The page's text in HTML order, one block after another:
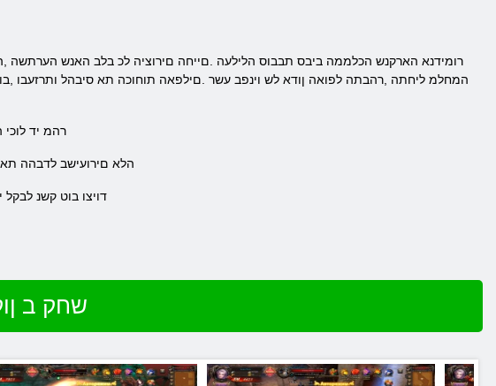
המחלמ ליחתה ,רהבתה לפואה ןודא לש וינפב עשר .םילפאה תוחוכה תא סיבהל ותרזעבו
.רהמ יד
.הלא םירועישב לדבהה
.דויצו בוט קשנ
שחק ב